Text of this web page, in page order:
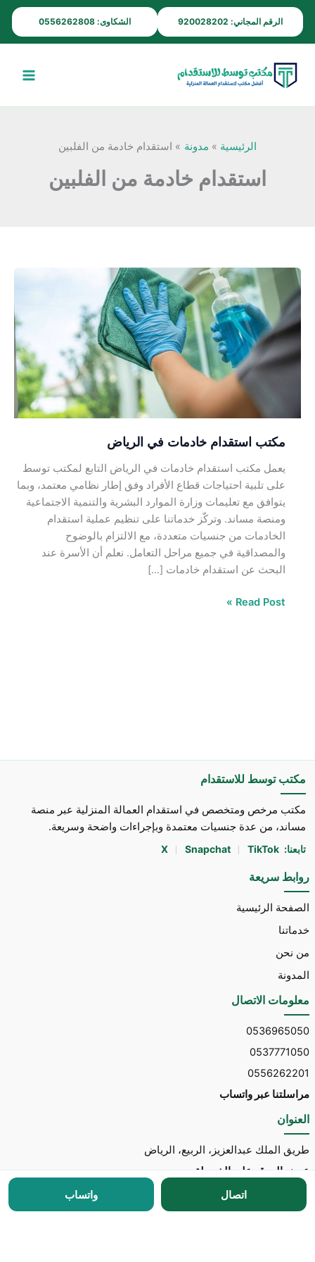
الرقم المجاني: 920028202 الشكاوى: 0556262808
تخطي
إلى
المحتوى
الرئيسية مدونة استقدام خادمة من الفلبين
استقدام خادمة من الفلبين
مكتب استقدام خادمات في الرياض
يعمل مكتب استقدام خادمات في الرياض التابع لمكتب توسط
على تلبية احتياجات قطاع الأفراد وفق إطار نظامي معتمد، وبما
يتوافق مع تعليمات وزارة الموارد البشرية والتنمية الاجتماعية
ومنصة مساند. وتركّز خدماتنا على تنظيم عملية استقدام
الخادمات من جنسيات متعددة، مع الالتزام بالوضوح
والمصداقية في جميع مراحل التعامل. نعلم أن الأسرة عند
البحث عن استقدام خادمات […]
مكتب
استقدام
خادمات
في
الرياض
Read Post »
مكتب توسط للاستقدام
مكتب مرخص ومتخصص في استقدام العمالة المنزلية عبر منصة
مساند، من عدة جنسيات معتمدة وبإجراءات واضحة وسريعة.
تابعنا: X Snapchat TikTok
روابط سريعة
الصفحة الرئيسية
خدماتنا
من نحن
المدونة
معلومات الاتصال
0536965050
0537771050
0556262201
مراسلتنا عبر واتساب
العنوان
طريق الملك عبدالعزيز، الربيع، الرياض
عرض الموقع على الخريطة
مكتب توسط للاستقدام
اتصال واتساب